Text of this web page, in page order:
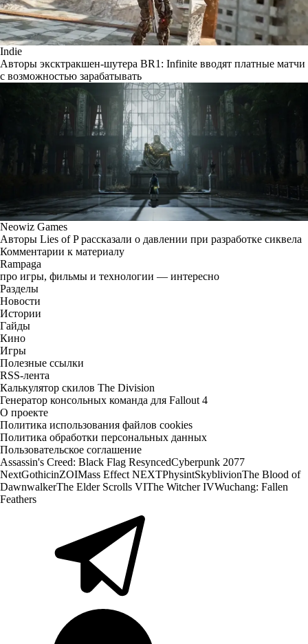
Indie
Авторы эксктракшен-шутера BR1: Infinite вводят платные матчи
с возможностью зарабатывать
Neowiz Games
Авторы Lies of P рассказали о давлении при разработке сиквела
Комментарии к материалу
Rampaga
про игры, фильмы и технологии — интересно
Разделы
Новости
Истории
Гайды
Кино
Игры
Полезные ссылки
RSS-лента
Калькулятор скилов The Division
Генератор консольных команда для Fallout 4
О проекте
Политика использования файлов cookies
Политика обработки персональных данных
Пользовательское соглашение
Assassin's Creed: Black Flag ResyncedCyberpunk 2077
NextGothicinZOIMass Effect NEXTPhysintSkyblivionThe Blood of
DawnwalkerThe Elder Scrolls VIThe Witcher IVWuchang: Fallen
Feathers